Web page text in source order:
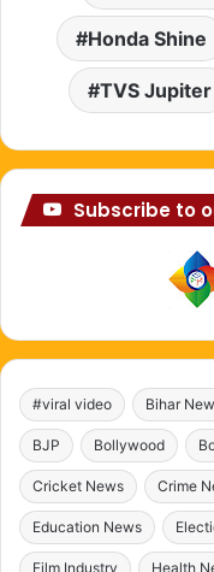
Honda Shine
TVS Jupiter
Subscribe to
#viral video Bihar
BJP Bollywood
Cricket News Crime
Education News
Film Industry Health